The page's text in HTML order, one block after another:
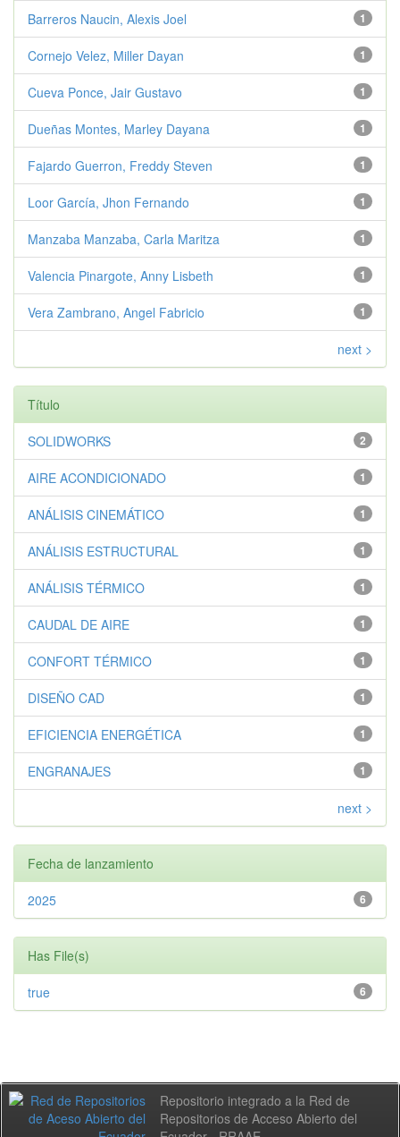
1
Barreros Naucin, Alexis Joel
1
Cornejo Velez, Miller Dayan
1
Cueva Ponce, Jair Gustavo
1
Dueñas Montes, Marley Dayana
1
Fajardo Guerron, Freddy Steven
1
Loor García, Jhon Fernando
1
Manzaba Manzaba, Carla Maritza
1
Valencia Pinargote, Anny Lisbeth
1
Vera Zambrano, Angel Fabricio
next >
Título
2
SOLIDWORKS
1
AIRE ACONDICIONADO
1
ANÁLISIS CINEMÁTICO
1
ANÁLISIS ESTRUCTURAL
1
ANÁLISIS TÉRMICO
1
CAUDAL DE AIRE
1
CONFORT TÉRMICO
1
DISEÑO CAD
1
EFICIENCIA ENERGÉTICA
1
ENGRANAJES
next >
Fecha de lanzamiento
6
2025
Has File(s)
6
true
Repositorio integrado a la Red de
Repositorios de Acceso Abierto del